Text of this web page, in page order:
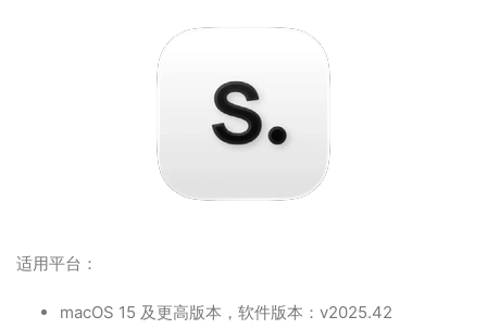
适用平台：
macOS 15 及更高版本 ，软件版本：v2025.42